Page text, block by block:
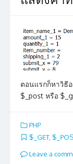
ตอนแรกก็หาวิธี
$_post หรือ
PHP
$_GET,
Leave a